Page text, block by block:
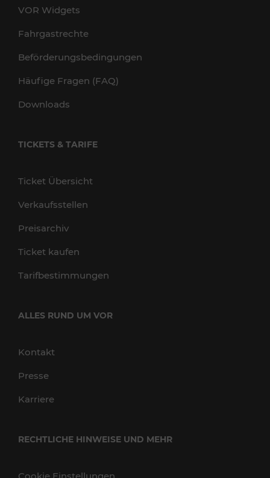
VOR Widgets
Fahrgastrechte
Beförderungsbedingungen
Häufige Fragen (FAQ)
Downloads
TICKETS & TARIFE
Ticket Übersicht
Verkaufsstellen
Preisarchiv
Ticket kaufen
Tarifbestimmungen
ALLES RUND UM VOR
Kontakt
Presse
Karriere
RECHTLICHE HINWEISE UND MEHR